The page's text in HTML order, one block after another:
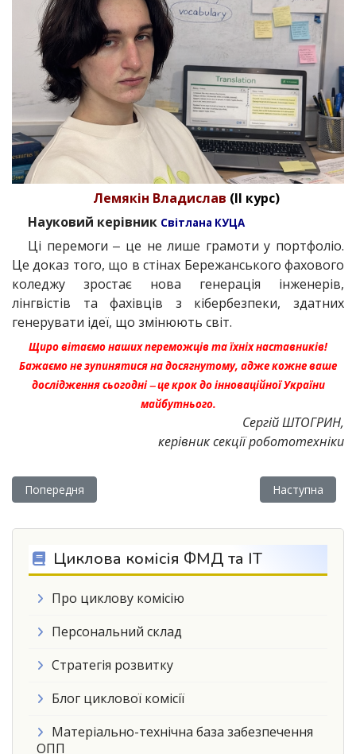
Лемякін Владислав (II курс)
Науковий керівник Світлана КУЦА
Ці перемоги ‒ це не лише грамоти у портфоліо.
Це доказ того, що в стінах Бережанського фахового
коледжу зростає нова генерація інженерів,
лінгвістів та фахівців з кібербезпеки, здатних
генерувати ідеї, що змінюють світ.
Щиро вітаємо наших переможців та їхніх наставників!
Бажаємо не зупинятися на досягнутому, адже кожне ваше
дослідження сьогодні ‒ це крок до інноваційної України
майбутнього.
Сергій ШТОГРИН,
керівник секції робототехніки
Попередня стаття: Енергетика – це дихання синусоїд
Попередня Наступна
Наступна
Циклова комісія ФМД та ІТ
Про циклову комісію
Персональний склад
Стратегія розвитку
Блог циклової комісії
Матеріально-технічна база забезпечення
ОПП